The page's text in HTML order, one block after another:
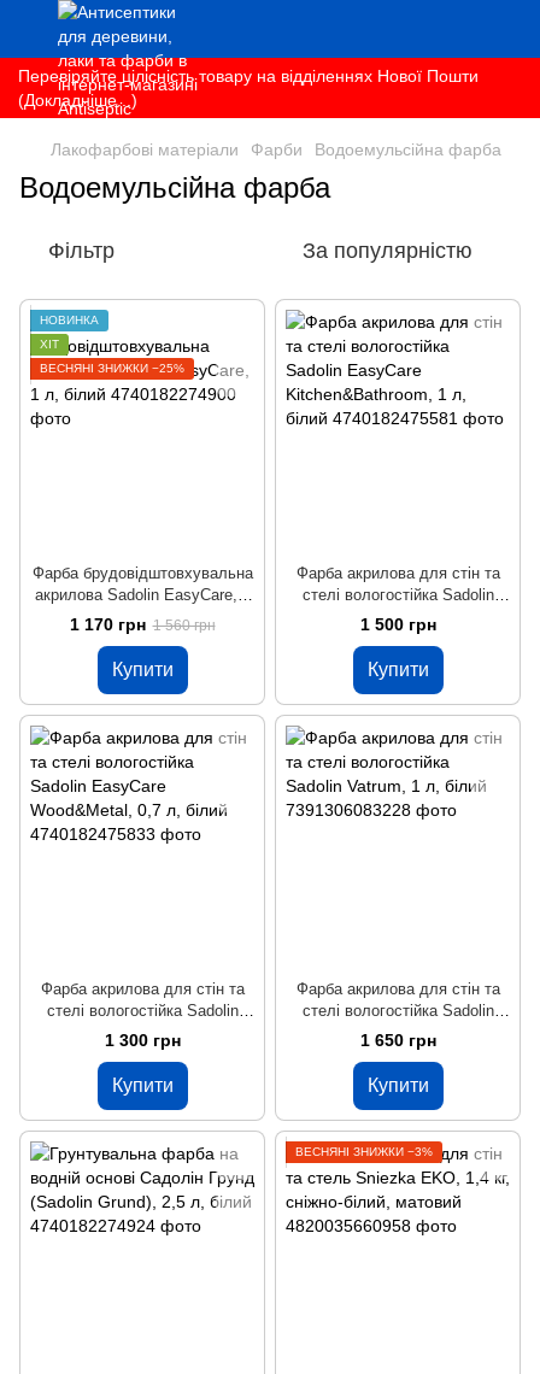
Перевіряйте цілісність товару на відділеннях Нової Пошти
(Докладніше...)
Лакофарбові матеріали Фарби Водоемульсійна фарба
Водоемульсійна фарба
Фільтр За популярністю
НОВИНКА
ХІТ
ВЕСНЯНІ ЗНИЖКИ −25%
Фарба брудовідштовхувальна
акрилова Sadolin EasyCare, 1
л, білий
1 170 грн 1 560 грн
Купити
Фарба акрилова для стін та
стелі вологостійка Sadolin
EasyCare Kitchen&Bathroom, 1
л, білий
1 500 грн
Купити
Фарба акрилова для стін та
стелі вологостійка Sadolin
EasyCare Wood&Metal, 0,7 л,
1 300 грн
Купити
Фарба акрилова для стін та
стелі вологостійка Sadolin
Vatrum, 1 л, білий
1 650 грн
Купити
ВЕСНЯНІ ЗНИЖКИ −3%